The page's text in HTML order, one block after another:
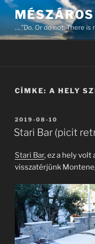
Tartalomhoz
… "Do. Or do not. There is
CÍMKE: A HELY
BEKÜLDVE:
2019-08-10
Stari Bar (picit
Stari Bar, ez a hely
visszatérjünk